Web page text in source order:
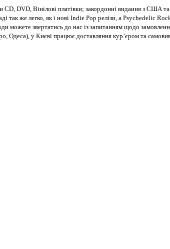
DVD, Вінілові платівки; закордонні видання з США
так же легко, як і нові Indie Pop релізи, а Psychedelic
звертатись до нас із запитанням щодо
Одеса), у Києві працює доставляння кур’єром та